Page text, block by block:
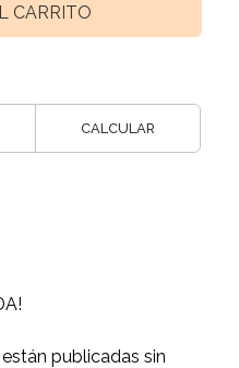
CARRITO
CALCULAR
publicadas sin